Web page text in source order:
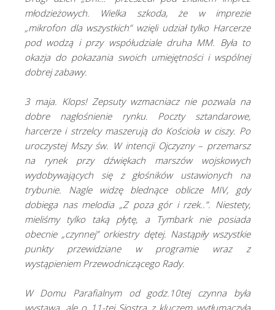
młodzieżowych. Wielka szkoda, że w imprezie
„mikrofon dla wszystkich” wzięli udział tylko Harcerze
pod wodzą i przy współudziale druha MM. Była to
okazja do pokazania swoich umiejętności i wspólnej
dobrej zabawy.
3 maja. Klops! Zepsuty wzmacniacz nie pozwala na
dobre nagłośnienie rynku. Poczty sztandarowe,
harcerze i strzelcy maszerują do Kościoła w ciszy. Po
uroczystej Mszy św. W intencji Ojczyzny – przemarsz
na rynek przy dźwiękach marszów wojskowych
wydobywających się z głośników ustawionych na
trybunie. Nagle widzę blednące oblicze MIV, gdy
dobiega nas melodia „Z poza gór i rzek..”. Niestety,
mieliśmy tylko taką płytę, a Tymbark nie posiada
obecnie „czynnej” orkiestry dętej. Nastąpiły wszystkie
punkty przewidziane w programie wraz z
wystąpieniem Przewodniczącego Rady.
W Domu Parafialnym od godz.10tej czynna była